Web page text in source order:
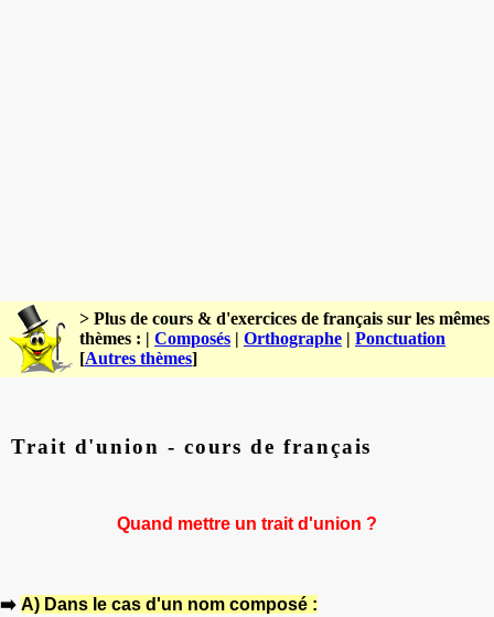
> Plus de cours & d'exercices de français sur les mêmes
thèmes : | Composés | Orthographe | Ponctuation
[Autres thèmes]
Trait d'union - cours de français
Quand mettre un trait d'union ?
➡️ A) Dans le cas d'un nom composé :